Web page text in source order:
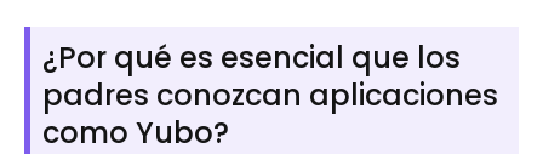
¿Por qué es esencial que los
padres conozcan aplicaciones
como Yubo?